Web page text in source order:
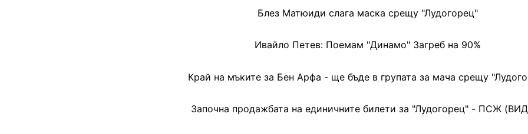
Блез Матюиди слага маска срещу "Лудогорец"
Ивайло Петев: Поемам "Динамо" Загреб на 90%
Край на мъките за Бен Арфа - ще бъде в групата за мача срещу
Започна продажбата на единичните билети за "Лудогорец" - ПСЖ